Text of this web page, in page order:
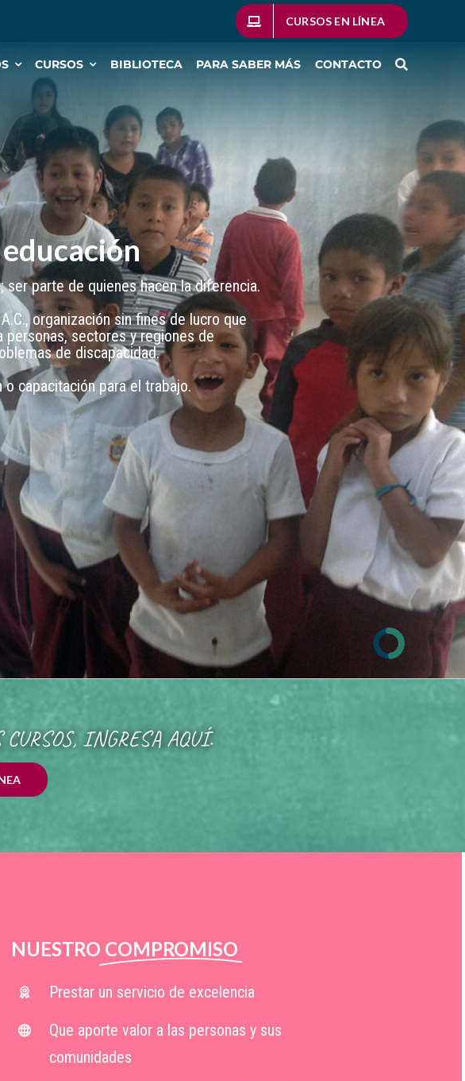
CURSOS EN LÍNEA
CURSOS BIBLIOTECA PARA SABER MÁS CONTACTO
parte de quienes hacen la diferencia.
organización sin fines de lucro que
sectores y regiones de
de discapacidad.
capacitación para el trabajo.
INGRESA AQUÍ.
NUESTRO COMPROMISO
Prestar un servicio de excelencia
Que aporte valor a las personas y sus
comunidades